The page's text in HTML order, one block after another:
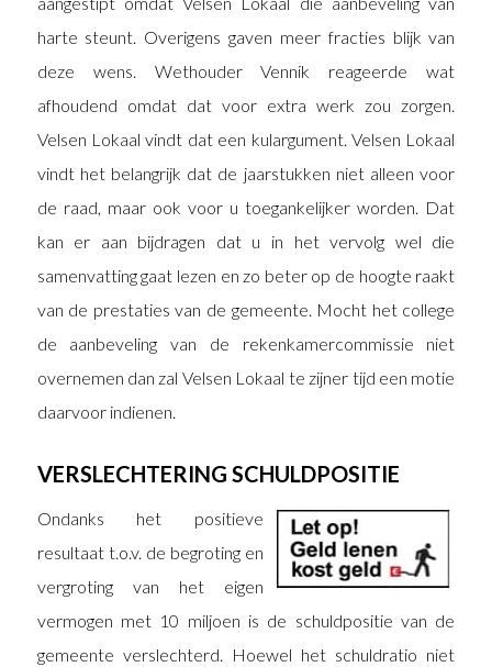
harte steunt. Overigens gaven meer fracties blijk van
deze wens. Wethouder Vennik reageerde wat
afhoudend omdat dat voor extra werk zou zorgen.
Velsen Lokaal vindt dat een kulargument. Velsen Lokaal
vindt het belangrijk dat de jaarstukken niet alleen voor
de raad, maar ook voor u toegankelijker worden. Dat
kan er aan bijdragen dat u in het vervolg wel die
samenvatting gaat lezen en zo beter op de hoogte raakt
van de prestaties van de gemeente. Mocht het college
de aanbeveling van de rekenkamercommissie niet
overnemen dan zal Velsen Lokaal te zijner tijd een motie
daarvoor indienen.
VERSLECHTERING SCHULDPOSITIE
Ondanks het positieve
resultaat t.o.v. de begroting en
vergroting van het eigen
vermogen met 10 miljoen is de schuldpositie van de
gemeente verslechterd. Hoewel het schuldratio niet